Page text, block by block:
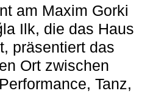
am Maxim Gorki
Ilk, die das Haus
präsentiert das
Ort zwischen
Tanz,